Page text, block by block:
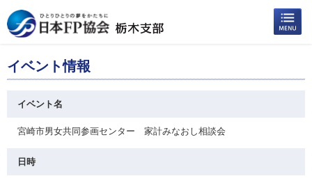
イベント情報
イベント名
宮崎市男女共同参画センター 家計みなおし相談会
日時